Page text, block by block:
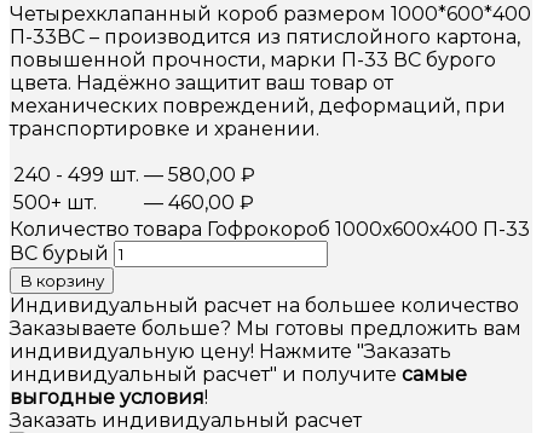
Четырехклапанный короб размером 1000*600*400
П-33ВС – производится из пятислойного картона,
повышенной прочности, марки П-33 ВС бурого
цвета. Надёжно защитит ваш товар от
механических повреждений, деформаций, при
транспортировке и хранении.
240 - 499 шт. — 580,00 ₽
500+ шт.
— 460,00 ₽
Количество товара Гофрокороб 1000х600х400 П-33
ВС бурый
В корзину
Индивидуальный расчет на большее количество
Заказываете больше? Мы готовы предложить вам
индивидуальную цену! Нажмите "Заказать
индивидуальный расчет" и получите самые
выгодные условия!
Заказать индивидуальный расчет